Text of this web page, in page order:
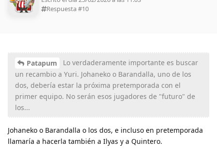
Respuesta #10
Patapum
Lo verdaderamente importante es buscar
un recambio a Yuri. Johaneko o Barandalla, uno de los
dos, debería estar la próxima pretemporada con el
primer equipo. No serán esos jugadores de "futuro" de
los...
Johaneko o Barandalla o los dos, e incluso en pretemporada
llamaría a hacerla también a Ilyas y a Quintero.